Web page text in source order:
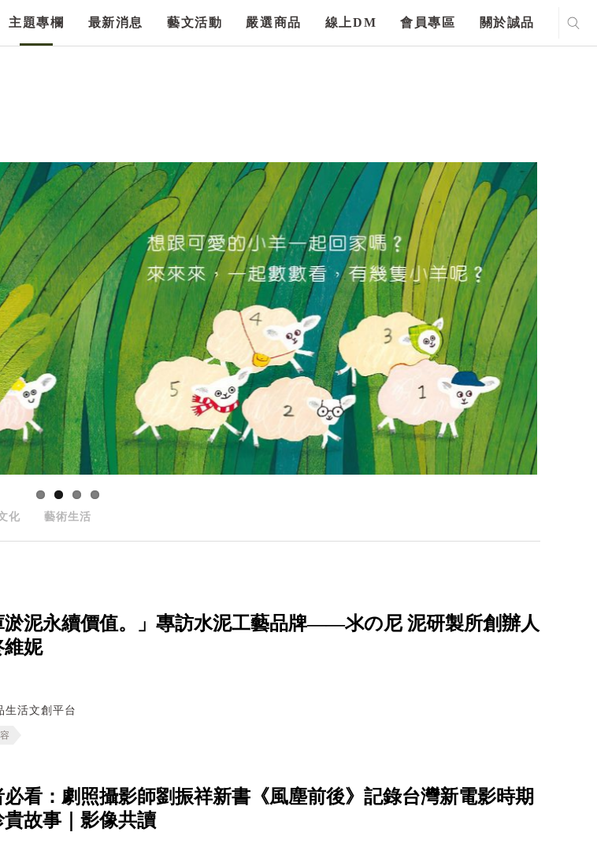
主題專欄 最新消息 藝文活動 嚴選商品 線上DM 會員專區 關於誠品
化 藝術生活
淤泥永續價值。」專訪水泥工藝品牌——氺の尼 泥研製所創辦人
維妮
生活文創平台
必看：劇照攝影師劉振祥新書《風塵前後》記錄台灣新電影時期
故事｜影像共讀